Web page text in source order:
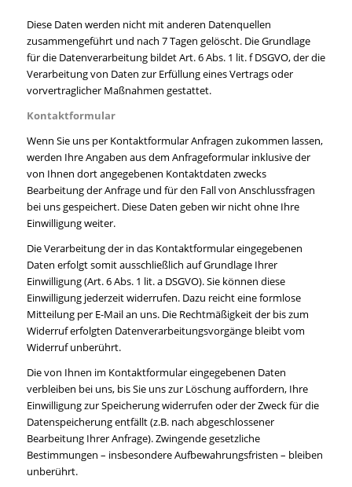
Diese Daten werden nicht mit anderen Datenquellen
zusammengeführt und nach 7 Tagen gelöscht. Die Grundlage
für die Datenverarbeitung bildet Art. 6 Abs. 1 lit. f DSGVO, der die
Verarbeitung von Daten zur Erfüllung eines Vertrags oder
vorvertraglicher Maßnahmen gestattet.
Kontaktformular
Wenn Sie uns per Kontaktformular Anfragen zukommen lassen,
werden Ihre Angaben aus dem Anfrageformular inklusive der
von Ihnen dort angegebenen Kontaktdaten zwecks
Bearbeitung der Anfrage und für den Fall von Anschlussfragen
bei uns gespeichert. Diese Daten geben wir nicht ohne Ihre
Einwilligung weiter.
Die Verarbeitung der in das Kontaktformular eingegebenen
Daten erfolgt somit ausschließlich auf Grundlage Ihrer
Einwilligung (Art. 6 Abs. 1 lit. a DSGVO). Sie können diese
Einwilligung jederzeit widerrufen. Dazu reicht eine formlose
Mitteilung per E-Mail an uns. Die Rechtmäßigkeit der bis zum
Widerruf erfolgten Datenverarbeitungsvorgänge bleibt vom
Widerruf unberührt.
Die von Ihnen im Kontaktformular eingegebenen Daten
verbleiben bei uns, bis Sie uns zur Löschung auffordern, Ihre
Einwilligung zur Speicherung widerrufen oder der Zweck für die
Datenspeicherung entfällt (z.B. nach abgeschlossener
Bearbeitung Ihrer Anfrage). Zwingende gesetzliche
Bestimmungen – insbesondere Aufbewahrungsfristen – bleiben
unberührt.